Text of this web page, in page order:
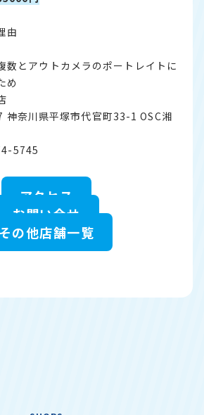
由
数とアウトカメラのポートレイトに
め
奈川県平塚市代官町33-1 OSC湘
5745
アクセス
お問い合せ
その他店舗一覧